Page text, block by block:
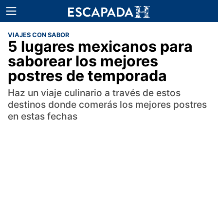
VIAJES CON SABOR
5 lugares mexicanos para
saborear los mejores
postres de temporada
Haz un viaje culinario a través de estos
destinos donde comerás los mejores postres
en estas fechas